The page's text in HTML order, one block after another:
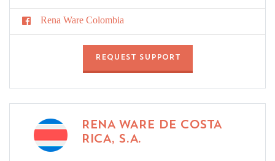
Rena Ware Colombia
REQUEST SUPPORT
RENA WARE DE COSTA
RICA, S.A.